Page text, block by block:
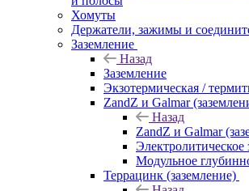
Хомуты
Держатели, зажимы и
Заземление
Назад
Заземление
Экзотермическая /
ZandZ и Galmar
Назад
ZandZ и Galmar
Электролитическое
Модульное
Террацинк (заземление)